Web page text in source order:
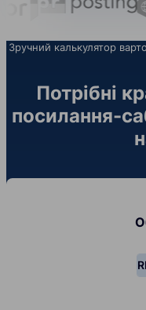
Зручний калькулятор
Потрібні
посилання-